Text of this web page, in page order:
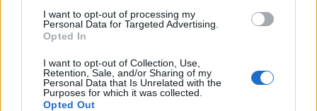
I want to opt-out of processing my
Personal Data for Targeted Advertising.
Opted In
I want to opt-out of Collection, Use,
Retention, Sale, and/or Sharing of my
Personal Data that Is Unrelated with the
Purposes for which it was collected.
Opted Out
Continua a leggere